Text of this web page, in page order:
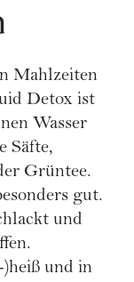
Mahlzeiten
Detox ist
Wasser
Säfte,
Grüntee.
gut.
und
und in